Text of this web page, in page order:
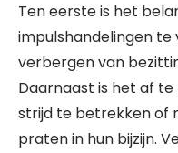
Ten eerste is het
impulshandelingen
verbergen van
Daarnaast is het af
strijd te betrekken of
praten in hun bijzijn.